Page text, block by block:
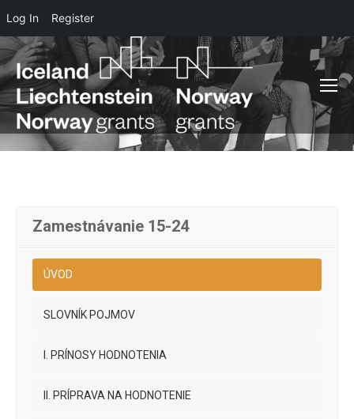
Zamestnávanie 15-24
ÚVOD
SLOVNÍK POJMOV
I. PRÍNOSY HODNOTENIA
II. PRÍPRAVA NA HODNOTENIE
Log In Register